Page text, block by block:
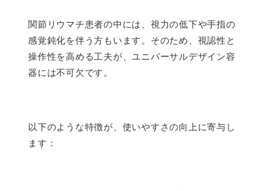
関節リウマチ患者の中には、視力の低下や手指の
感覚鈍化を伴う方もいます。そのため、視認性と
操作性を高める工夫が、ユニバーサルデザイン容
器には不可欠です。
以下のような特徴が、使いやすさの向上に寄与し
ます：